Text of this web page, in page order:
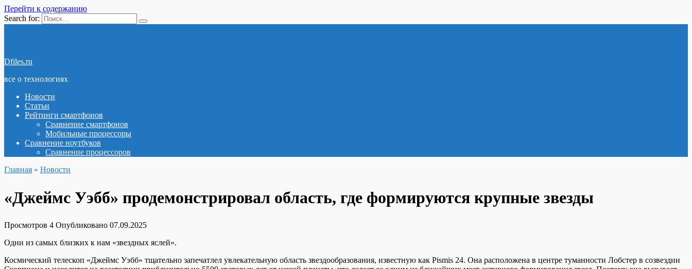
Перейти к содержанию
Search for:
Dfiles.ru
все о технологиях
Новости
Статьи
Рейтинги смартфонов
Сравнение смартфонов
Мобильные процессоры
Сравнение ноутбуков
Сравнение процессоров
Главная » Новости
«Джеймс Уэбб» продемонстрировал область, где формируются крупные звезды
Просмотров 4 Опубликовано 07.09.2025
Одни из самых близких к нам «звездных яслей».
Космический телескоп «Джеймс Уэбб» тщательно запечатлел увлекательную область звездообразования, известную как Pismis 24. Она расположена в центре туманности Лобстер в созвездии